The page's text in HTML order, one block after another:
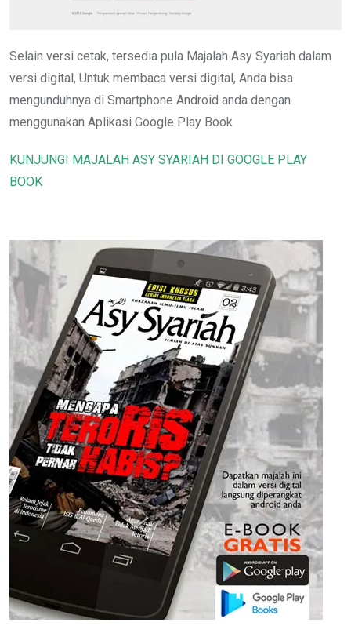
Selain versi cetak, tersedia pula Majalah Asy Syariah dalam
versi digital, Untuk membaca versi digital, Anda bisa
mengunduhnya di Smartphone Android anda dengan
menggunakan Aplikasi Google Play Book
KUNJUNGI MAJALAH ASY SYARIAH DI GOOGLE PLAY
BOOK